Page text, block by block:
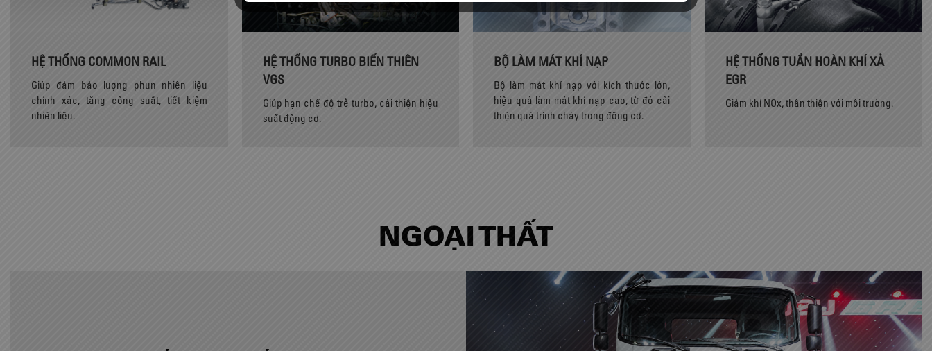
HỆ THỐNG COMMON RAIL
Giúp đảm bảo lượng phun nhiên liệu
chính xác, tăng công suất, tiết kiệm
nhiên liệu.
HỆ THỐNG TURBO BIẾN THIÊN
VGS
Giúp hạn chế độ trễ turbo, cải thiện hiệu
suất động cơ.
BỘ LÀM MÁT KHÍ NẠP
Bộ làm mát khí nạp với kích thước lớn,
hiệu quả làm mát khí nạp cao, từ đó cải
thiện quá trình cháy trong động cơ.
HỆ THỐNG TUẦN HOÀN KHÍ XẢ
EGR
Giảm khí NOx, thân thiện với môi trường.
NGOẠI THẤT